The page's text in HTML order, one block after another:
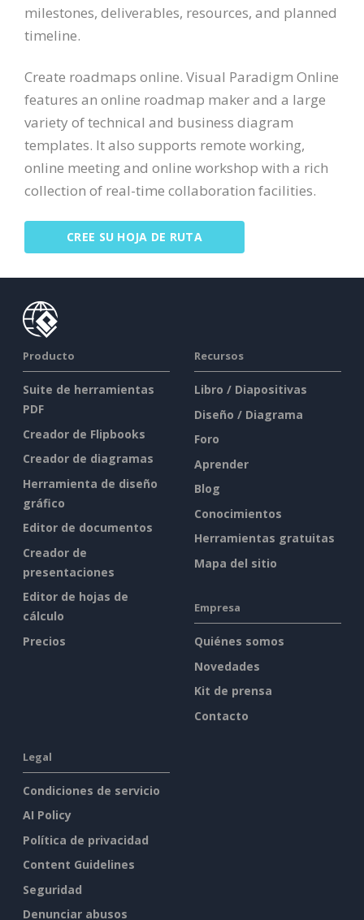
milestones, deliverables, resources, and planned
timeline.
Create roadmaps online. Visual Paradigm Online
features an online roadmap maker and a large
variety of technical and business diagram
templates. It also supports remote working,
online meeting and online workshop with a rich
collection of real-time collaboration facilities.
CREE SU HOJA DE RUTA
Producto
Suite de herramientas
PDF
Creador de Flipbooks
Creador de diagramas
Herramienta de diseño
gráfico
Editor de documentos
Creador de
presentaciones
Editor de hojas de
cálculo
Precios
Recursos
Libro / Diapositivas
Diseño / Diagrama
Foro
Aprender
Blog
Conocimientos
Herramientas gratuitas
Mapa del sitio
Empresa
Quiénes somos
Novedades
Kit de prensa
Contacto
Legal
Condiciones de servicio
AI Policy
Política de privacidad
Content Guidelines
Seguridad
Denunciar abusos